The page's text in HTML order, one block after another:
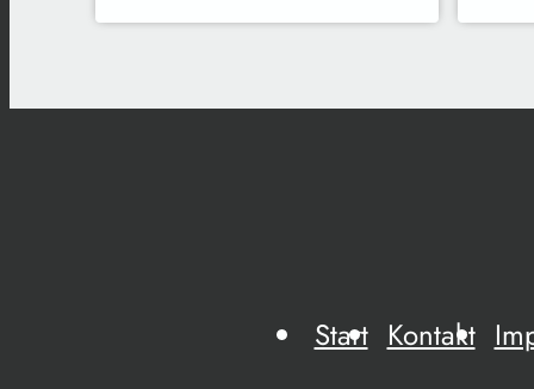
Start Kontakt